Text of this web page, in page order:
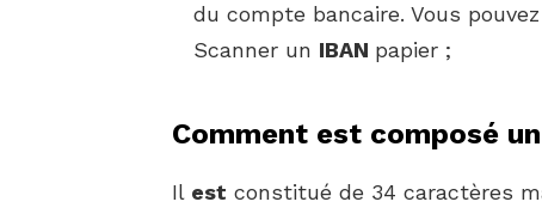
du compte bancaire. Vous
Scanner un IBAN papier ;
Comment est composé
Il est constitué de 34 caractères